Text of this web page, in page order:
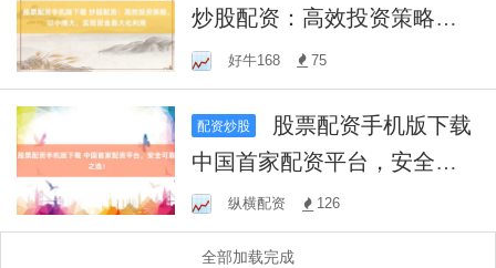
炒股配资：高效投资策略，
以小博大，实现资金最大化
利用
好牛168 75
配资炒股
中国首家配资平台，安全可
靠之选！
纵横配资 126
全部加载完成